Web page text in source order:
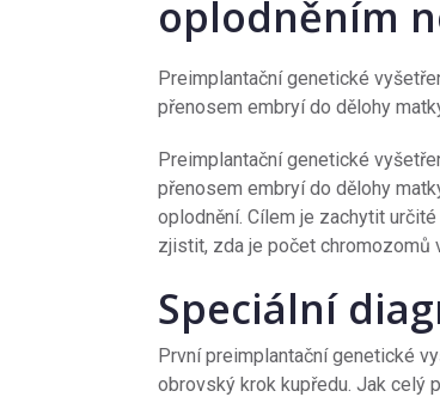
oplodněním
Preimplantační genetické
přenosem embryí do dělohy
Preimplantační genetické
přenosem embryí do dělohy
oplodnění. Cílem je zachytit
zjistit, zda je počet chromozomů
Speciální
První preimplantační genetické
obrovský krok kupředu. Jak celý